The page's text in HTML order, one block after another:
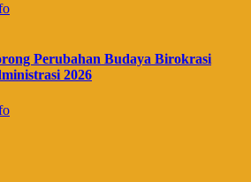
Perubahan Budaya Birokrasi
2026